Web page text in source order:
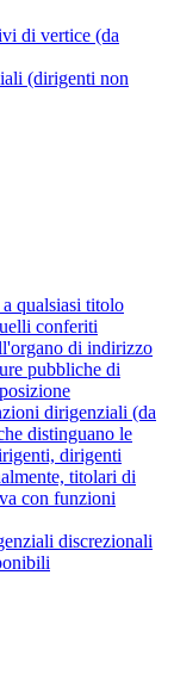
di vertice (da
(dirigenti non
qualsiasi titolo
conferiti
di indirizzo
pubbliche di
dirigenziali (da
distinguano le
dirigenti
titolari di
con funzioni
discrezionali